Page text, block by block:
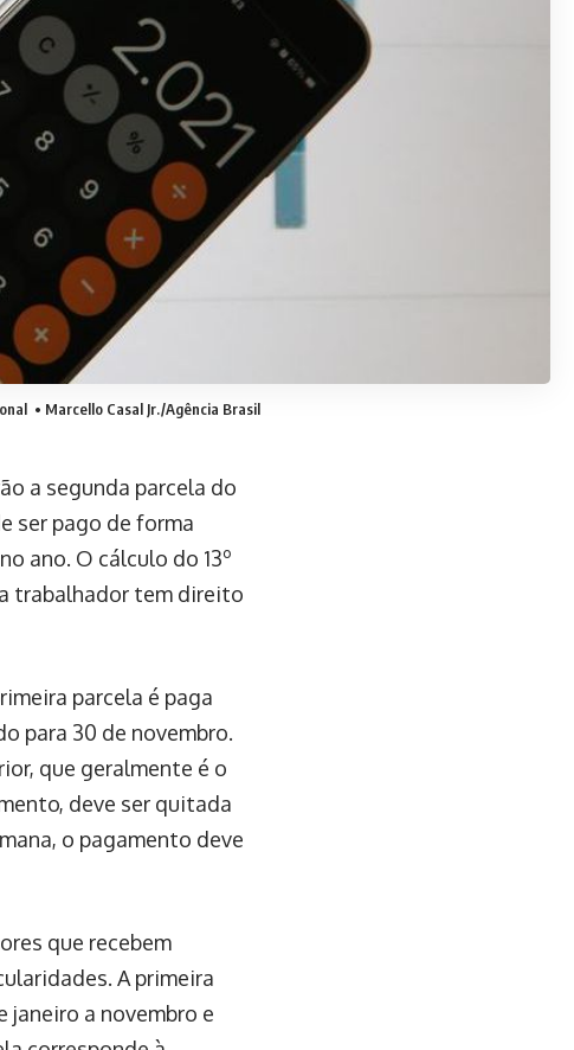
• Marcello Casal Jr./Agência Brasil
a segunda parcela do
ser pago de forma
ano. O cálculo do 13º
trabalhador tem direito
parcela é paga
para 30 de novembro.
que geralmente é o
deve ser quitada
o pagamento deve
que recebem
A primeira
janeiro a novembro e